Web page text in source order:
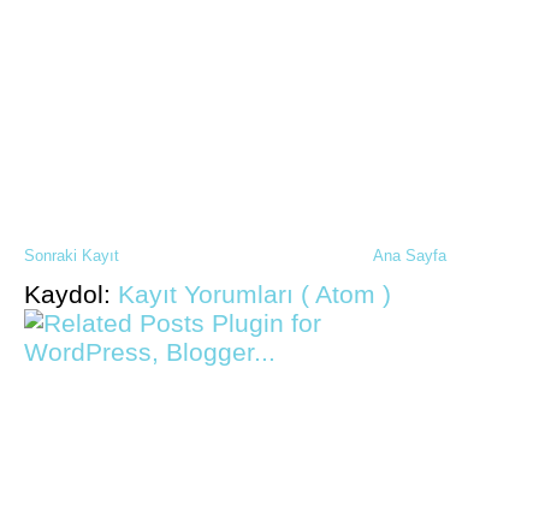
Sonraki Kayıt Ana Sayfa
Kaydol: Kayıt Yorumları ( Atom )